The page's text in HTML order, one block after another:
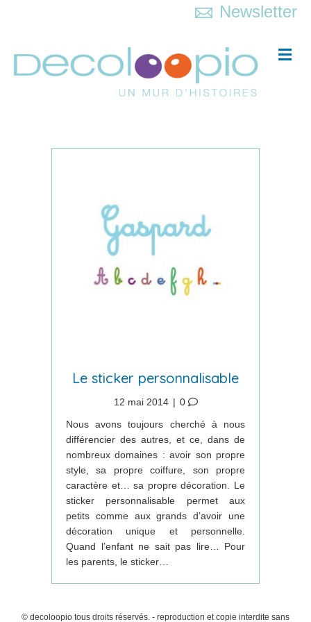
Newsletter
Le sticker personnalisable
12 mai 2014 | 0
Nous avons toujours cherché à nous
différencier des autres, et ce, dans de
nombreux domaines : avoir son propre
style, sa propre coiffure, son propre
caractère et… sa propre décoration. Le
sticker personnalisable permet aux
petits comme aux grands d’avoir une
décoration unique et personnelle.
Quand l’enfant ne sait pas lire… Pour
les parents, le sticker…
© decoloopio tous droits réservés. - reproduction et copie interdite sans